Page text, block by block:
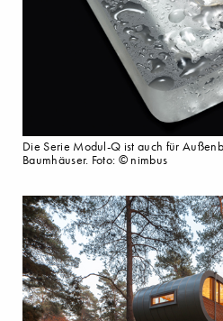
Die Serie Modul-Q ist auch für
Baumhäuser. Foto: © nimbus